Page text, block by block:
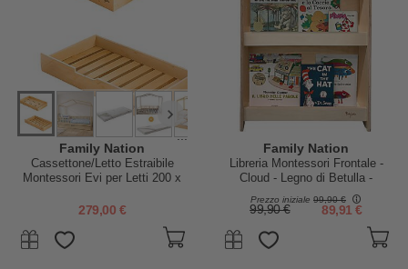
...
Family Nation
Cassettone/Letto Estraibile
Montessori Evi per Letti 200 x
279,00 €
Family Nation
Libreria Montessori Frontale -
Cloud - Legno di Betulla -
Prezzo iniziale 99,90 €
99,90 € 89,91 €